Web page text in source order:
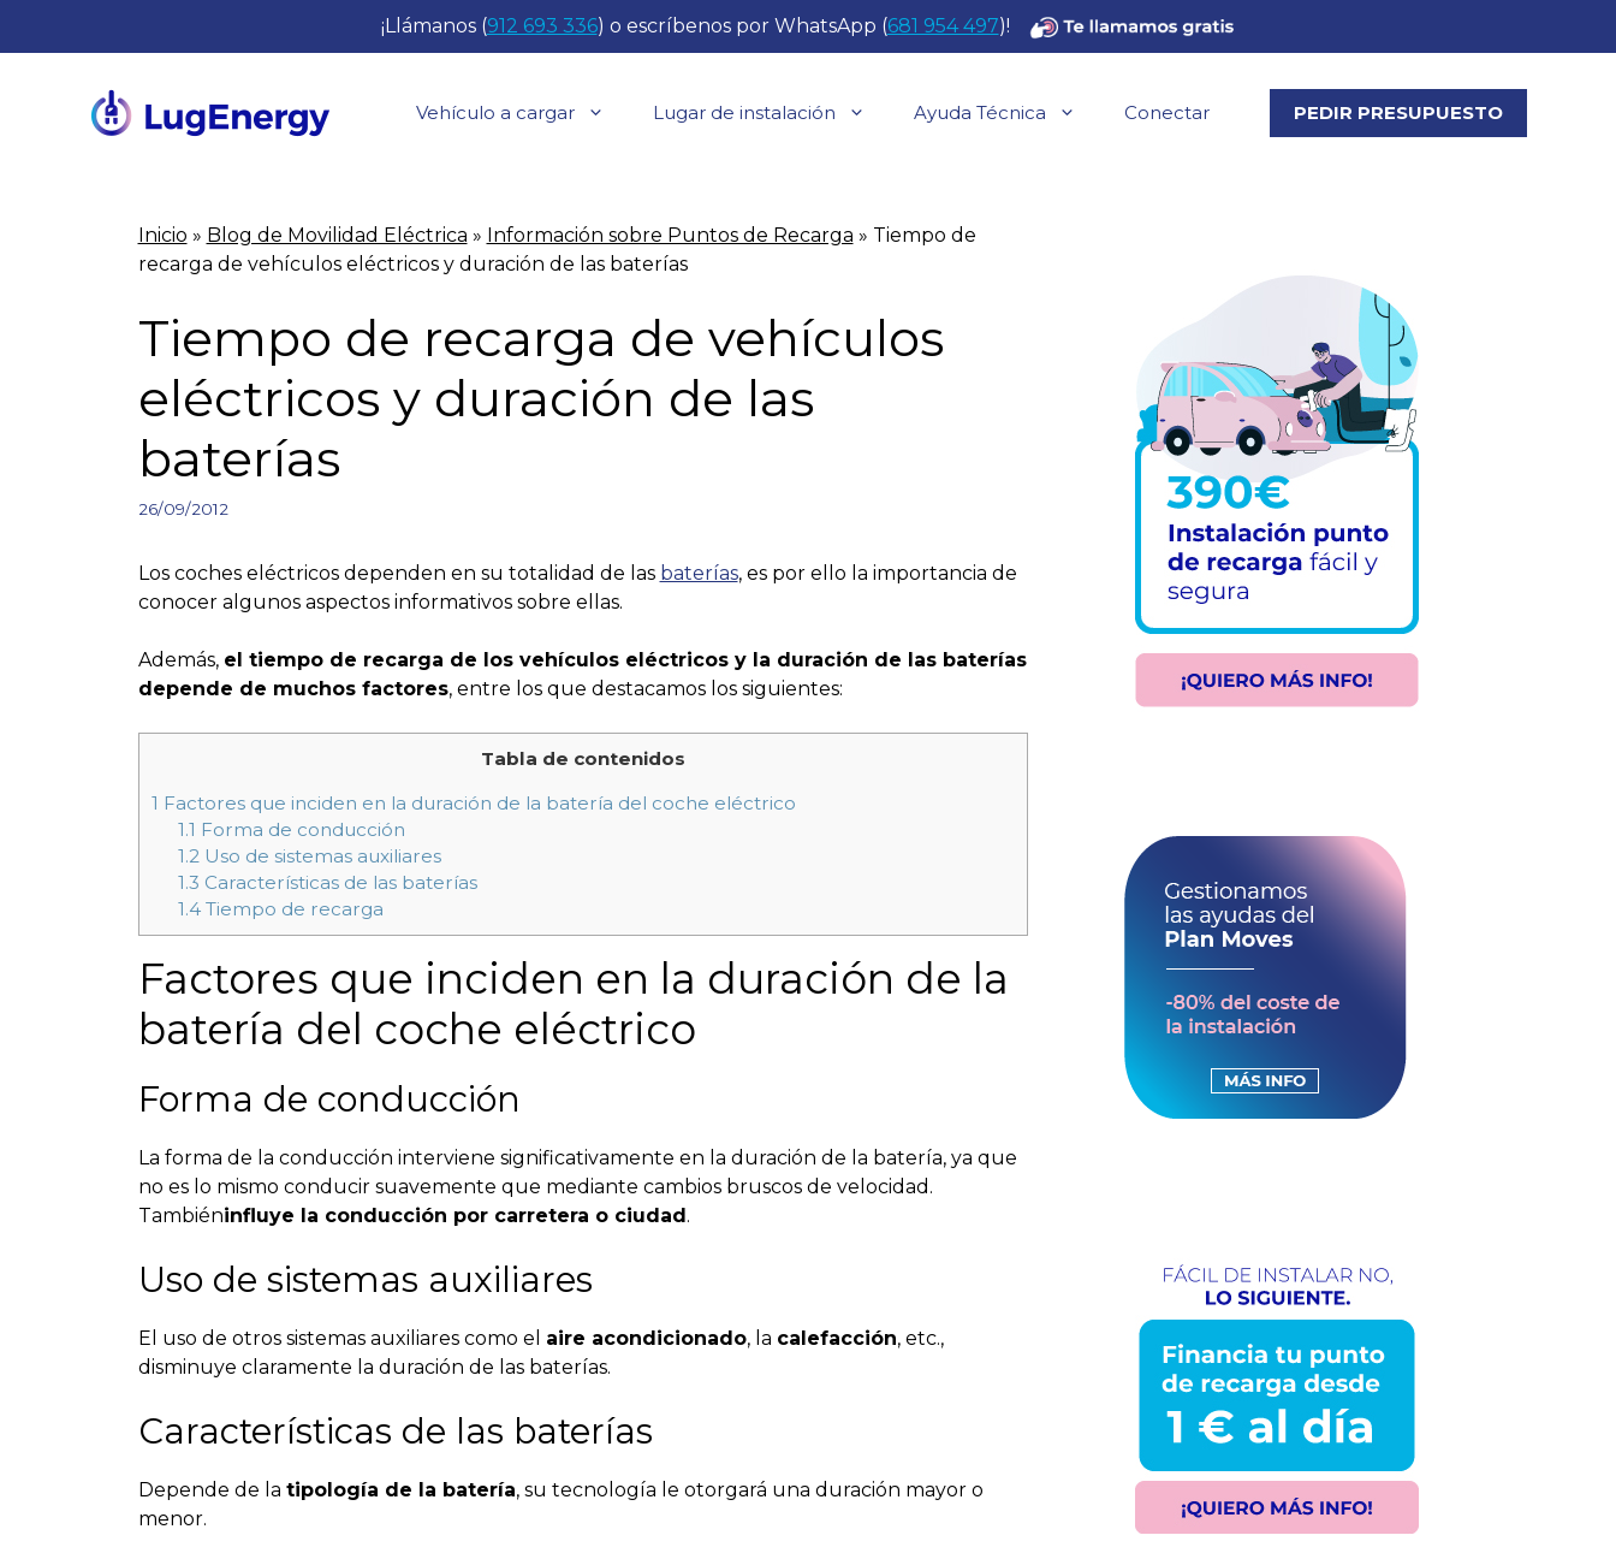
¡Llámanos (912 693 336) o escríbenos por WhatsApp (681 954 497)!
Vehículo a cargar Lugar de instalación Ayuda Técnica Conectar PEDIR PRESUPUESTO
Inicio » Blog de Movilidad Eléctrica » Información sobre Puntos de Recarga » Tiempo de
recarga de vehículos eléctricos y duración de las baterías
Tiempo de recarga de vehículos
eléctricos y duración de las
baterías
26/09/2012
Los coches eléctricos dependen en su totalidad de las baterías, es por ello la importancia de
conocer algunos aspectos informativos sobre ellas.
Además, el tiempo de recarga de los vehículos eléctricos y la duración de las baterías
depende de muchos factores, entre los que destacamos los siguientes:
Tabla de contenidos
1 Factores que inciden en la duración de la batería del coche eléctrico
1.1 Forma de conducción
1.2 Uso de sistemas auxiliares
1.3 Características de las baterías
1.4 Tiempo de recarga
Factores que inciden en la duración de la
batería del coche eléctrico
Forma de conducción
La forma de la conducción interviene significativamente en la duración de la batería, ya que
no es lo mismo conducir suavemente que mediante cambios bruscos de velocidad.
Tambiéninfluye la conducción por carretera o ciudad.
Uso de sistemas auxiliares
El uso de otros sistemas auxiliares como el aire acondicionado, la calefacción, etc.,
disminuye claramente la duración de las baterías.
Características de las baterías
Depende de la tipología de la batería, su tecnología le otorgará una duración mayor o
menor.